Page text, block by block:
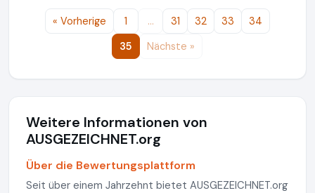
« Vorherige 1 … 31 32 33
34
35
Nächste »
Weitere Informationen von
AUSGEZEICHNET.org
Über die Bewertungsplattform
Seit über einem Jahrzehnt bietet AUSGEZEICHNET.org